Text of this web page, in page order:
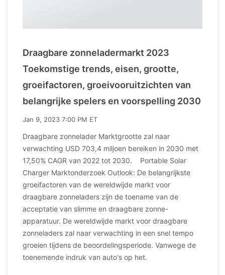
Draagbare zonneladermarkt 2023
Toekomstige trends, eisen, grootte,
groeifactoren, groeivooruitzichten van
belangrijke spelers en voorspelling 2030
Jan 9, 2023 7:00 PM ET
Draagbare zonnelader Marktgrootte zal naar
verwachting USD 703,4 miljoen bereiken in 2030 met
17,50% CAGR van 2022 tot 2030. Portable Solar
Charger Marktonderzoek Outlook: De belangrijkste
groeifactoren van de wereldwijde markt voor
draagbare zonneladers zijn de toename van de
acceptatie van slimme en draagbare zonne-
apparatuur. De wereldwijde markt voor draagbare
zonneladers zal naar verwachting in een snel tempo
groeien tijdens de beoordelingsperiode. Vanwege de
toenemende indruk van auto's op het.